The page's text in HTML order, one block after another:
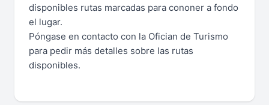
disponibles rutas marcadas para cononer a fondo
el lugar.
Póngase en contacto con la Ofician de Turismo
para pedir más detalles sobre las rutas
disponibles.